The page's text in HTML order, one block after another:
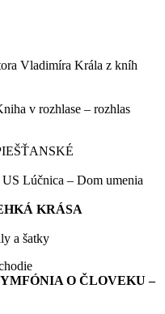
Vladimíra Krála z kníh
v rozhlase – rozhlas
Lúčnica – Dom umenia
KRÁSA
a šatky
O ČLOVEKU –